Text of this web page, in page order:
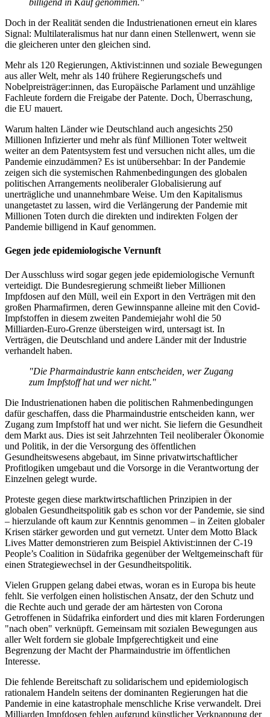
billigend in Kauf genommen."
Doch in der Realität senden die Industrienationen erneut ein klares
Signal: Multilateralismus hat nur dann einen Stellenwert, wenn sie
die gleicheren unter den gleichen sind.
Mehr als 120 Regierungen, Aktivist:innen und soziale Bewegungen
aus aller Welt, mehr als 140 frühere Regierungschefs und
Nobelpreisträger:innen, das Europäische Parlament und unzählige
Fachleute fordern die Freigabe der Patente. Doch, Überraschung,
die EU mauert.
Warum halten Länder wie Deutschland auch angesichts 250
Millionen Infizierter und mehr als fünf Millionen Toter weltweit
weiter an dem Patentsystem fest und versuchen nicht alles, um die
Pandemie einzudämmen? Es ist unübersehbar: In der Pandemie
zeigen sich die systemischen Rahmenbedingungen des globalen
politischen Arrangements neoliberaler Globalisierung auf
unerträgliche und unannehmbare Weise. Um den Kapitalismus
unangetastet zu lassen, wird die Verlängerung der Pandemie mit
Millionen Toten durch die direkten und indirekten Folgen der
Pandemie billigend in Kauf genommen.
Gegen jede epidemiologische Vernunft
Der Ausschluss wird sogar gegen jede epidemiologische Vernunft
verteidigt. Die Bundesregierung schmeißt lieber Millionen
Impfdosen auf den Müll, weil ein Export in den Verträgen mit den
großen Pharmafirmen, deren Gewinnspanne alleine mit den Covid-
Impfstoffen in diesem zweiten Pandemiejahr wohl die 50
Milliarden-Euro-Grenze übersteigen wird, untersagt ist. In
Verträgen, die Deutschland und andere Länder mit der Industrie
verhandelt haben.
"Die Pharmaindustrie kann entscheiden, wer Zugang
zum Impfstoff hat und wer nicht."
Die Industrienationen haben die politischen Rahmenbedingungen
dafür geschaffen, dass die Pharmaindustrie entscheiden kann, wer
Zugang zum Impfstoff hat und wer nicht. Sie liefern die Gesundheit
dem Markt aus. Dies ist seit Jahrzehnten Teil neoliberaler Ökonomie
und Politik, in der die Versorgung des öffentlichen
Gesundheitswesens abgebaut, im Sinne privatwirtschaftlicher
Profitlogiken umgebaut und die Vorsorge in die Verantwortung der
Einzelnen gelegt wurde.
Proteste gegen diese marktwirtschaftlichen Prinzipien in der
globalen Gesundheitspolitik gab es schon vor der Pandemie, sie sind
– hierzulande oft kaum zur Kenntnis genommen – in Zeiten globaler
Krisen stärker geworden und gut vernetzt. Unter dem Motto Black
Lives Matter demonstrieren zum Beispiel Aktivist:innen der C-19
People’s Coalition in Südafrika gegenüber der Weltgemeinschaft für
einen Strategiewechsel in der Gesundheitspolitik.
Vielen Gruppen gelang dabei etwas, woran es in Europa bis heute
fehlt. Sie verfolgen einen holistischen Ansatz, der den Schutz und
die Rechte auch und gerade der am härtesten von Corona
Getroffenen in Südafrika einfordert und dies mit klaren Forderungen
"nach oben" verknüpft. Gemeinsam mit sozialen Bewegungen aus
aller Welt fordern sie globale Impfgerechtigkeit und eine
Begrenzung der Macht der Pharmaindustrie im öffentlichen
Interesse.
Die fehlende Bereitschaft zu solidarischem und epidemiologisch
rationalem Handeln seitens der dominanten Regierungen hat die
Pandemie in eine katastrophale menschliche Krise verwandelt. Drei
Milliarden Impfdosen fehlen aufgrund künstlicher Verknappung der